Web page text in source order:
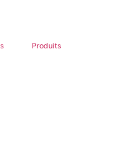
Produits